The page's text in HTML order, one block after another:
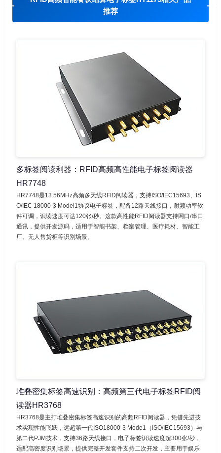
推荐
多标签阅读利器：RFID高频高性能电子标签阅读器
HR7748
HR7748是13.56MHz高频多天线RFID阅读器，支持ISO/IEC15693、IS
O/IEC 18000-3 Model1协议电子标签，配备12路天线接口，射频功率软
件可调，识读速度可达120张/秒。这款高性能RFID阅读器支持网口/串口
通讯，提供开发源码，适用于智能书架、档案管理、医疗耗材、智能工
厂、无人售货柜等识别场景。
堆叠密集标签高速识别：高频第三代电子标签RFID阅
读器HR3768
HR3768是主打堆叠密集标签高速识别的高频RFID阅读器，凭借先进技
术实现性能飞跃，远超第一代ISO18000-3 Mode1（ISO/IEC15693）与
第二代PJM技术，支持36路天线接口，电子标签识读速度超300张/秒，
适配高密度识别场景，提供完整开发套件支持二次开发，主要用于娱乐